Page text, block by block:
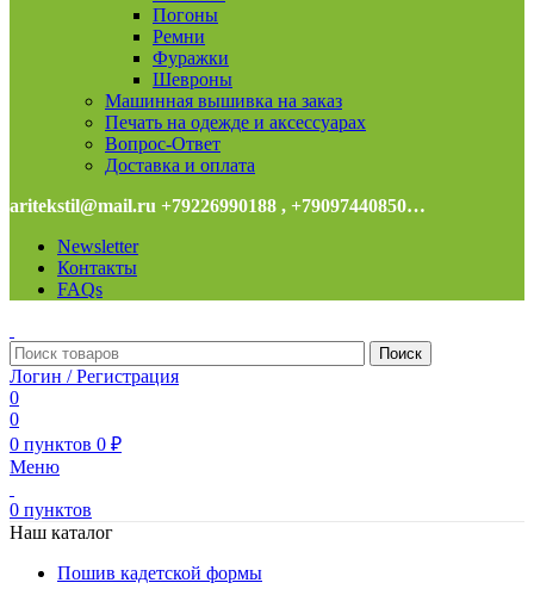
Погоны
Ремни
Фуражки
Шевроны
Машинная вышивка на заказ
Печать на одежде и аксессуарах
Вопрос-Ответ
Доставка и оплата
aritekstil@mail.ru +79226990188 , +79097440850…
Newsletter
Контакты
FAQs
Поиск
Логин / Регистрация
0
0
0 пунктов 0 ₽
Меню
0 пунктов
Наш каталог
Пошив кадетской формы